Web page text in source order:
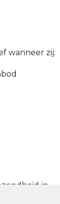
wanneer zij:
in